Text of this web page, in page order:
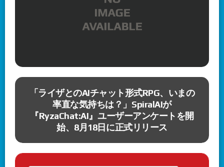
「ライザとのAIチャット形式RPG、いまの
率直な気持ちは？」SpiralAIが
『RyzaChat:AI』ユーザーアンケートを開
始、8月18日に正式リリース